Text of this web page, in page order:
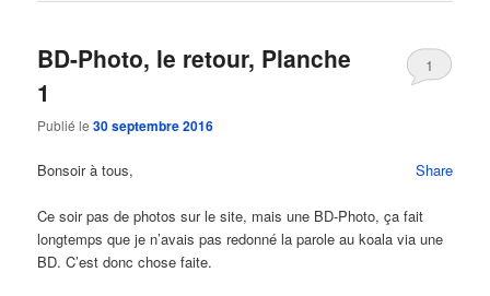
BD-Photo, le retour, Planche
1
Publié le30 septembre 2016
1
Share
Bonsoir à tous,
Ce soir pas de photos sur le site, mais une BD-Photo, ça fait
longtemps que je n’avais pas redonné la parole au koala via une
BD. C’est donc chose faite.